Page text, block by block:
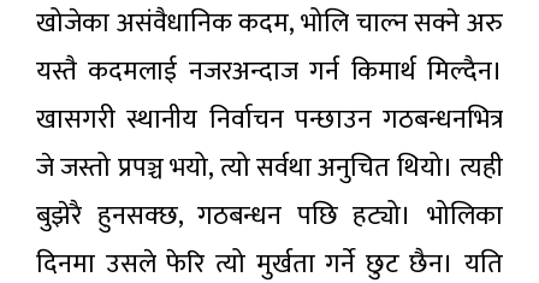
खोजेका असंवैधानिक कदम, भोलि चाल्न सक्ने अरु
यस्तै कदमलाई नजरअन्दाज गर्न किमार्थ मिल्दैन।
खासगरी स्थानीय निर्वाचन पन्छाउन गठबन्धनभित्र
जे जस्तो प्रपञ्च भयो, त्यो सर्वथा अनुचित थियो। त्यही
बुझेरै हुनसक्छ, गठबन्धन पछि हट्यो। भोलिका
दिनमा उसले फेरि त्यो मुर्खता गर्ने छुट छैन। यति